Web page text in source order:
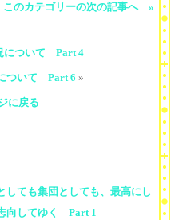
このカテゴリーの次の記事へ »
について Part 4
ついて Part 6 »
に戻る
しても集団としても、最高にし
向してゆく Part 1